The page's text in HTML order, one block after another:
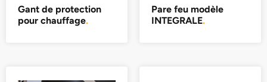
Gant de protection
pour chauffage.
Pare feu modèle
INTEGRALE.